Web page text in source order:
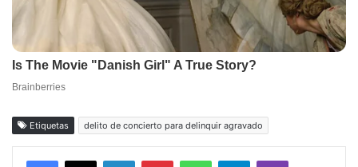
Etiquetas delito de concierto para delinquir agravado
Facebook
X LinkedInPinterestWhatsAppTelegramViber